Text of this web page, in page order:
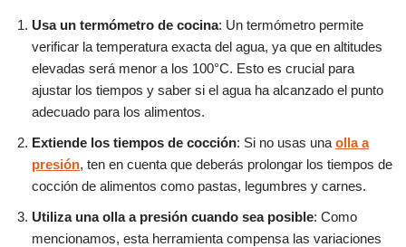
Usa un termómetro de cocina: Un termómetro permite
verificar la temperatura exacta del agua, ya que en altitudes
elevadas será menor a los 100°C. Esto es crucial para
ajustar los tiempos y saber si el agua ha alcanzado el punto
adecuado para los alimentos.
Extiende los tiempos de cocción: Si no usas una olla a
presión, ten en cuenta que deberás prolongar los tiempos de
cocción de alimentos como pastas, legumbres y carnes.
Utiliza una olla a presión cuando sea posible: Como
mencionamos, esta herramienta compensa las variaciones